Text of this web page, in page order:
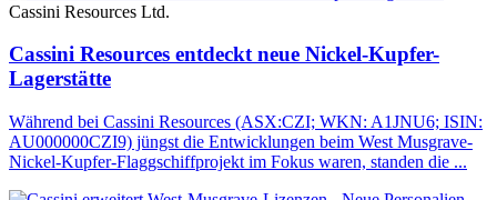
Cassini Resources Ltd.
Cassini Resources entdeckt neue Nickel-Kupfer-
Lagerstätte
Während bei Cassini Resources (ASX:CZI; WKN: A1JNU6; ISIN:
AU000000CZI9) jüngst die Entwicklungen beim West Musgrave-
Nickel-Kupfer-Flaggschiffprojekt im Fokus waren, standen die ...